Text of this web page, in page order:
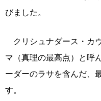
びました。
クリシュナダース・カ
マ（真理の最高点）と呼
ーダーのラサを含んだ、
す。